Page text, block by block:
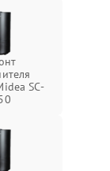
SC-